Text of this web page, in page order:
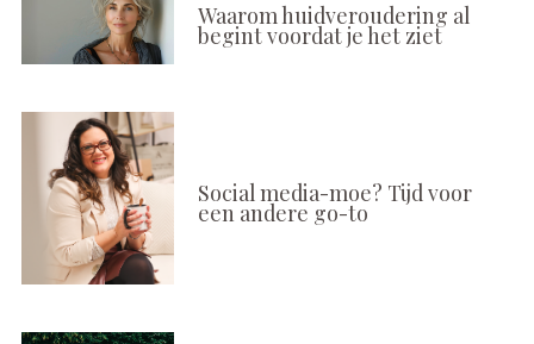
Waarom huidveroudering al
begint voordat je het ziet
Social media-moe? Tijd voor
een andere go-to